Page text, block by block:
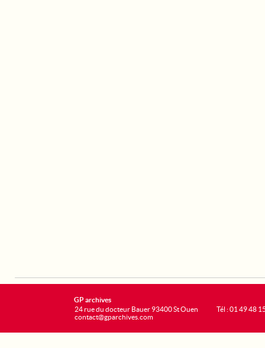
GP archives
24 rue du docteur Bauer 93400 St Ouen
contact@gparchives.com
Tél : 01 49 48